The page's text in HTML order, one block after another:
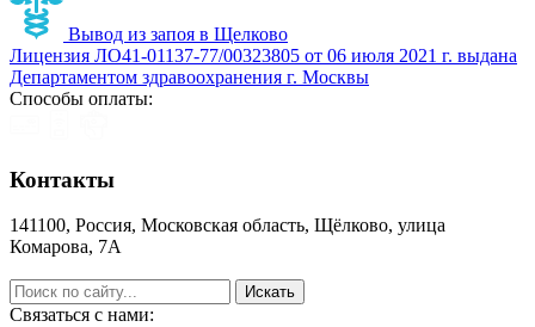
Вывод из запоя в Щелково
Лицензия ЛО41-01137-77/00323805 от 06 июля 2021 г. выдана
Департаментом здравоохранения г. Москвы
Способы оплаты:
Контакты
141100, Россия, Московская область, Щёлково, улица
Комарова, 7А
Связаться с нами: